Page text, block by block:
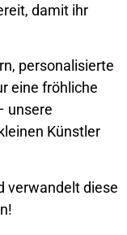
damit ihr
personalisierte
eine fröhliche
unsere
Künstler
verwandelt diese